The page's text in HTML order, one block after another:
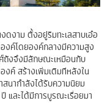
งาม ตั้งอยู่ริมทะเลสาบเอ๋อ
งค์โดยองค์กลางมีความสูง
ถังจึงมีลักษณะเหมือนกับ
งค์ สร้างเพิ่มเติมทีหลังใน
นากำลังได้รับความนิยม
และได้มีการบูรณะเรื่อยมา